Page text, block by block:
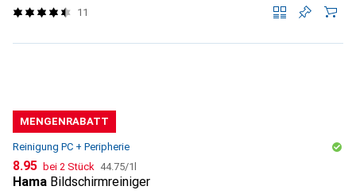
11
MENGENRABATT
Reinigung PC + Peripherie
CHF
8.95 bei 2 Stück CHF
44.75/1l
Hama Bildschirmreiniger